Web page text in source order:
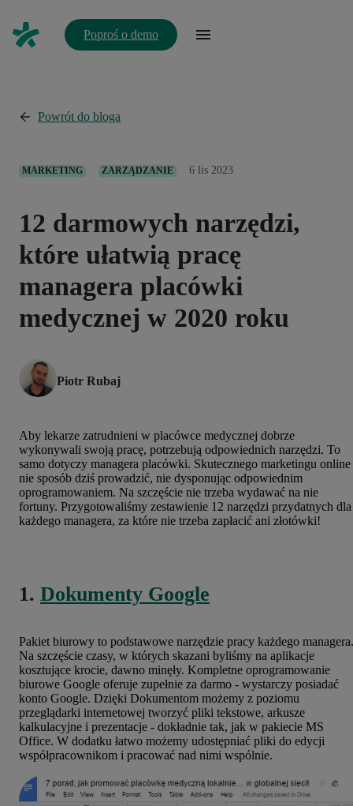
Poproś o demo
Powrót do bloga
MARKETING ZARZĄDZANIE 6 lis 2023
12 darmowych narzędzi,
które ułatwią pracę
managera placówki
medycznej w 2020 roku
Piotr Rubaj
Aby lekarze zatrudnieni w placówce medycznej dobrze
wykonywali swoją pracę, potrzebują odpowiednich narzędzi. To
samo dotyczy managera placówki. Skutecznego marketingu online
nie sposób dziś prowadzić, nie dysponując odpowiednim
oprogramowaniem. Na szczęście nie trzeba wydawać na nie
fortuny. Przygotowaliśmy zestawienie 12 narzędzi przydatnych dla
każdego managera, za które nie trzeba zapłacić ani złotówki!
1. Dokumenty Google
Pakiet biurowy to podstawowe narzędzie pracy każdego managera.
Na szczęście czasy, w których skazani byliśmy na aplikacje
kosztujące krocie, dawno minęły. Kompletne oprogramowanie
biurowe Google oferuje zupełnie za darmo - wystarczy posiadać
konto Google. Dzięki Dokumentom możemy z poziomu
przeglądarki internetowej tworzyć pliki tekstowe, arkusze
kalkulacyjne i prezentacje - dokładnie tak, jak w pakiecie MS
Office. W dodatku łatwo możemy udostępniać pliki do edycji
współpracownikom i pracować nad nimi wspólnie.